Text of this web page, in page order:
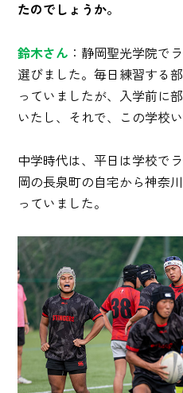
たのでしょうか。
鈴木さん ：静岡聖光学院で
選びました。毎日練習する
っていましたが、入学前に
いたし、それで、この学校
中学時代は、平日は学校で
岡の長泉町の自宅から神奈
っていました。